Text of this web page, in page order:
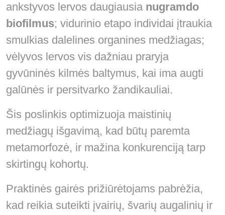
ankstyvos lervos daugiausia nugramdo
biofilmus; vidurinio etapo individai įtraukia
smulkias dalelines organines medžiagas;
vėlyvos lervos vis dažniau praryja
gyvūninės kilmės baltymus, kai ima augti
galūnės ir persitvarko žandikauliai.
Šis poslinkis optimizuoja maistinių
medžiagų išgavimą, kad būtų paremta
metamorfozė, ir mažina konkurenciją tarp
skirtingų kohortų.
Praktinės gairės prižiūrėtojams pabrėžia,
kad reikia suteikti įvairių, švarių augalinių ir